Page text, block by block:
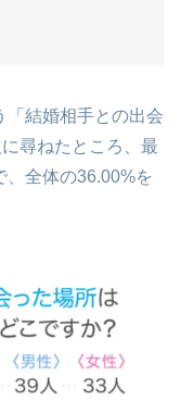
「結婚相手との出会
尋ねたところ、最
、全体の36.00%を